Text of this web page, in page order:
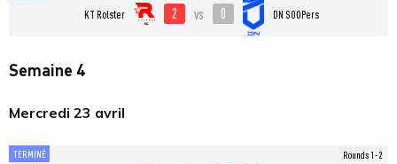
KT Rolster 2 vs 0 DN SOOPers
Semaine 4
Mercredi 23 avril
TERMINÉ Rounds 1-2